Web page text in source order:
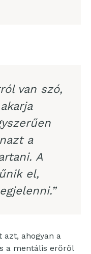
van szó,
a
A
el,
ahogyan a
a mentális erőről